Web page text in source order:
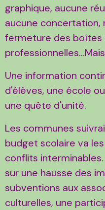
graphique, aucune
aucune concertation,
fermeture des boîtes
Une information
d'élèves, une école
une quête d'unité.
Les communes
budget scolaire va
conflits
sur une hausse des
subventions aux
culturelles, une